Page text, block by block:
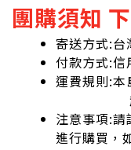
團購須知
寄送方式:
付款方式:信
運費規則:
超商取貨
注意事項:
進行購買，